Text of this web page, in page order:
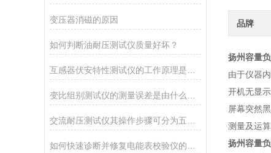
变压器消磁的原因
如何判断油耐压测试仪质量好坏？
品牌
扬州容量
由于仪器
开机无显
屏幕突然
测量及运
扬州容量